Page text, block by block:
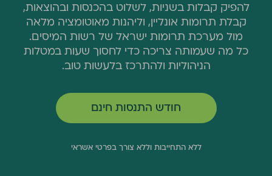
להפיק קבלות בשניות, לשלוט בהכנסות ובהוצאות,
קבלת תרומות אונליין, וליהנות מאוטומציה מלאה
מול מערכת תרומות ישראל של רשות המיסים.
כל מה שעמותה צריכה כדי לחסוך שעות במטלות
הניהוליות ולהתרכז בלעשות טוב.
חודש התנסות חינם
ללא התחייבות וללא צורך בפרטי אשראי